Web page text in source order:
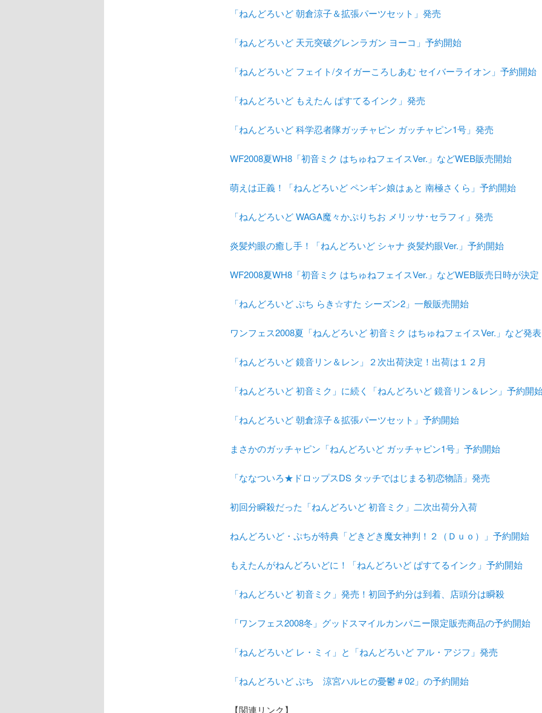
「ねんどろいど 朝倉涼子＆拡張パーツセット」発売
「ねんどろいど 天元突破グレンラガン ヨーコ」予約開始
「ねんどろいど フェイト/タイガーころしあむ セイバーライオン」予約開始
「ねんどろいど もえたん ぱすてるインク」発売
「ねんどろいど 科学忍者隊ガッチャピン ガッチャピン1号」発売
WF2008夏WH8「初音ミク はちゅねフェイスVer.」などWEB販売開始
萌えは正義！「ねんどろいど ペンギン娘はぁと 南極さくら」予約開始
「ねんどろいど WAGA魔々かぷりちお メリッサ･セラフィ」発売
炎髪灼眼の癒し手！「ねんどろいど シャナ 炎髪灼眼Ver.」予約開始
WF2008夏WH8「初音ミク はちゅねフェイスVer.」などWEB販売日時が決定
「ねんどろいど ぷち らき☆すた シーズン2」一般販売開始
ワンフェス2008夏「ねんどろいど 初音ミク はちゅねフェイスVer.」など発表
「ねんどろいど 鏡音リン＆レン」２次出荷決定！出荷は１２月
「ねんどろいど 初音ミク」に続く「ねんどろいど 鏡音リン＆レン」予約開
「ねんどろいど 朝倉涼子＆拡張パーツセット」予約開始
まさかのガッチャピン「ねんどろいど ガッチャピン1号」予約開始
「ななついろ★ドロップスDS タッチではじまる初恋物語」発売
初回分瞬殺だった「ねんどろいど 初音ミク」二次出荷分入荷
ねんどろいど・ぷちが特典「どきどき魔女神判！２（Ｄｕｏ）」予約開始
もえたんがねんどろいどに！「ねんどろいど ぱすてるインク」予約開始
「ねんどろいど 初音ミク」発売！初回予約分は到着、店頭分は瞬殺
「ワンフェス2008冬」グッドスマイルカンパニー限定販売商品の予約開始
「ねんどろいど レ・ミィ」と「ねんどろいど アル・アジフ」発売
「ねんどろいど ぷち 涼宮ハルヒの憂鬱＃02」の予約開始
【関連リンク】